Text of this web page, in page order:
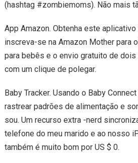
(hashtag #zombiemoms). Não mais
App Amazon. Obtenha este
inscreva-se na Amazon Mother para
para bebês e o envio gratuito de
com um clique de polegar.
Baby Tracker. Usando o Baby
rastrear padrões de alimentação e
sou. Um recurso extra -nerd
telefone do meu marido e ao nosso
também é muito bom por US $ 0.